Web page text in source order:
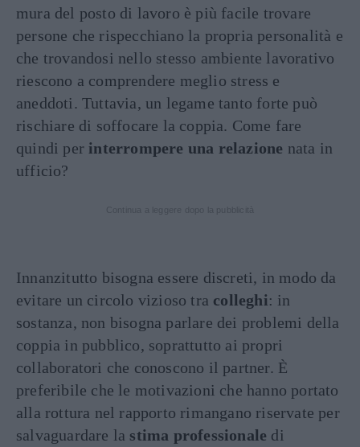
mura del posto di lavoro è più facile trovare
persone che rispecchiano la propria personalità e
che trovandosi nello stesso ambiente lavorativo
riescono a comprendere meglio stress e
aneddoti. Tuttavia, un legame tanto forte può
rischiare di soffocare la coppia. Come fare
quindi per interrompere una relazione nata in
ufficio?
Innanzitutto bisogna essere discreti, in modo da
evitare un circolo vizioso tra colleghi: in
sostanza, non bisogna parlare dei problemi della
coppia in pubblico, soprattutto ai propri
collaboratori che conoscono il partner. È
preferibile che le motivazioni che hanno portato
alla rottura nel rapporto rimangano riservate per
salvaguardare la stima professionale di